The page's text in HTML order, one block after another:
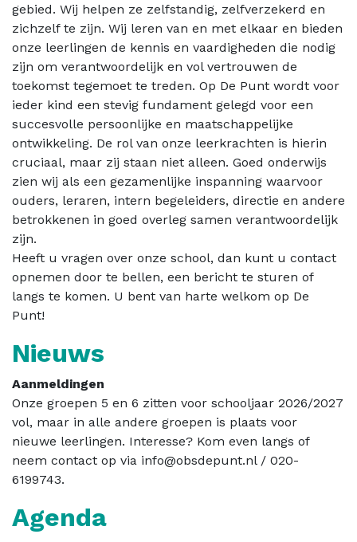
gebied. Wij helpen ze zelfstandig, zelfverzekerd en
zichzelf te zijn. Wij leren van en met elkaar en bieden
onze leerlingen de kennis en vaardigheden die nodig
zijn om verantwoordelijk en vol vertrouwen de
toekomst tegemoet te treden. Op De Punt wordt voor
ieder kind een stevig fundament gelegd voor een
succesvolle persoonlijke en maatschappelijke
ontwikkeling. De rol van onze leerkrachten is hierin
cruciaal, maar zij staan niet alleen. Goed onderwijs
zien wij als een gezamenlijke inspanning waarvoor
ouders, leraren, intern begeleiders, directie en andere
betrokkenen in goed overleg samen verantwoordelijk
zijn.
Heeft u vragen over onze school, dan kunt u contact
opnemen door te bellen, een bericht te sturen of
langs te komen. U bent van harte welkom op De
Punt!
Nieuws
Aanmeldingen
Onze groepen 5 en 6 zitten voor schooljaar 2026/2027
vol, maar in alle andere groepen is plaats voor
nieuwe leerlingen. Interesse? Kom even langs of
neem contact op via info@obsdepunt.nl / 020-
6199743.
Agenda